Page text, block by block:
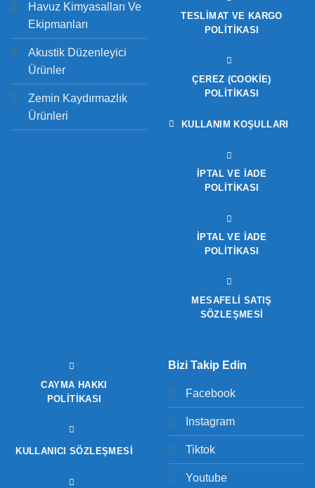
Havuz Kimyasalları Ve
Ekipmanları
Akustik Düzenleyici
Ürünler
Zemin Kaydırmazlık
Ürünleri
TESLIMAT VE KARGO
POLITIKASI
ÇEREZ (COOKIE)
POLITIKASI
KULLANIM KOŞULLARI
İPTAL VE İADE
POLITIKASI
İPTAL VE İADE
POLITIKASI
MESAFELİ SATIŞ
SÖZLEŞMESİ
CAYMA HAKKI
POLITIKASI
KULLANICI SÖZLEŞMESI
Bizi Takip Edin
Facebook
Instagram
Tiktok
Youtube